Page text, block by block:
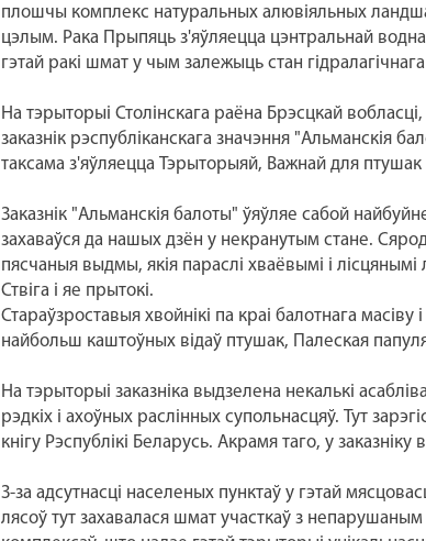
плошчы комплекс натуральных алювіяльных
цэлым. Рака Прыпяць з'яўляецца цэнтральнай
гэтай ракі шмат у чым залежыць стан
На тэрыторыі Столінскага раёна Брэсцкай
заказнік рэспубліканскага значэння "Альманскія
таксама з'яўляецца Тэрыторыяй, Важнай для
Заказнік "Альманскія балоты" ўяўляе сабой
захаваўся да нашых дзён у некранутым стане.
пясчаныя выдмы, якія параслі хваёвымі і
Ствіга і яе прытокі.
Стараўзроставыя хвойнікі па краі балотнага
найбольш каштоўных відаў птушак, Палеская
На тэрыторыі заказніка выдзелена некалькі
рэдкіх і ахоўных раслінных супольнасцяў. Тут
кнігу Рэспублікі Беларусь. Акрамя таго, у
З-за адсутнасці населеных пунктаў у гэтай
лясоў тут захавалася шмат участкаў з